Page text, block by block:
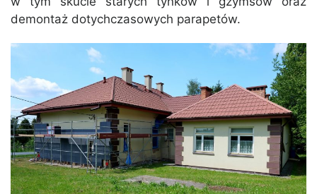
demontaż dotychczasowych parapetów.